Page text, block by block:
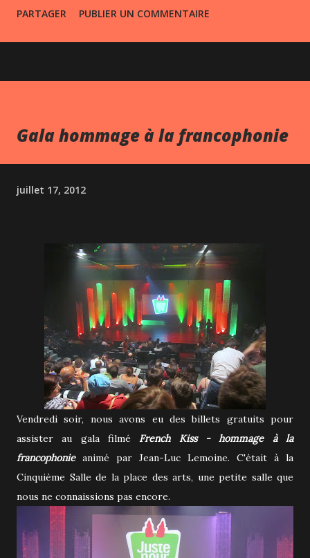
PARTAGER PUBLIER UN COMMENTAIRE
Gala hommage à la francophonie
juillet 17, 2012
Vendredi soir, nous avons eu des billets gratuits pour
assister au gala filméFrench Kiss - hommage à la
francophonieanimé par Jean-Luc Lemoine. C'était à la
Cinquième Salle de la place des arts, une petite salle que
nous ne connaissions pas encore.